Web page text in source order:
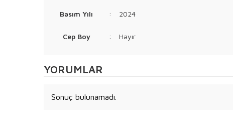
Basım Yılı : 2024
Cep Boy : Hayır
YORUMLAR
Sonuç bulunamadı.